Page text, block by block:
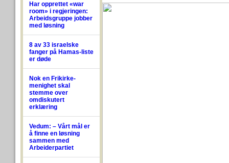
Har opprettet «war
room» i regjeringen:
Arbeidsgruppe jobber
med løsning
8 av 33 israelske
fanger på Hamas-liste
er døde
Nok en Frikirke-
menighet skal
stemme over
omdiskutert
erklæring
Vedum: – Vårt mål er
å finne en løsning
sammen med
Arbeiderpartiet